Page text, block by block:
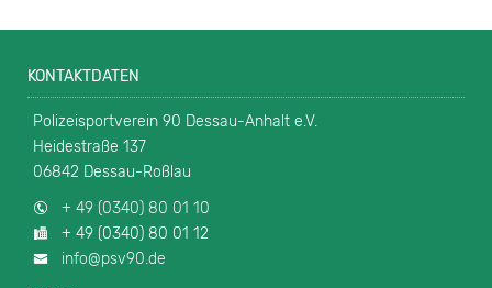
KONTAKTDATEN
Polizeisportverein 90 Dessau-Anhalt e.V.
Heidestraße 137
06842 Dessau-Roßlau
+ 49 (0340) 80 01 10
+ 49 (0340) 80 01 12
info@psv90.de